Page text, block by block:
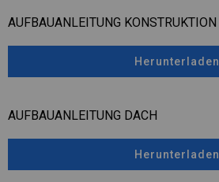
AUFBAUANLEITUNG KONSTRUKTION
Herunterladen
AUFBAUANLEITUNG DACH
Herunterladen